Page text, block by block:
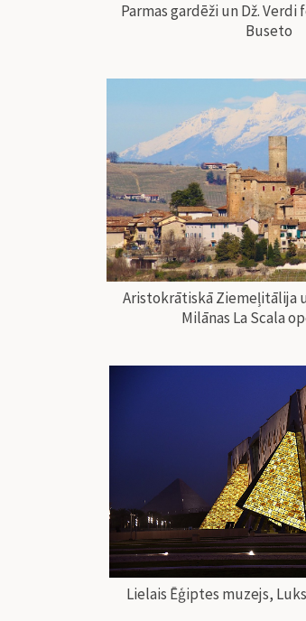
Parmas gardēži un Dž. Verdi
Buseto
Aristokrātiskā Ziemeļitālija
Milānas La Scala
Lielais Ēģiptes muzejs,